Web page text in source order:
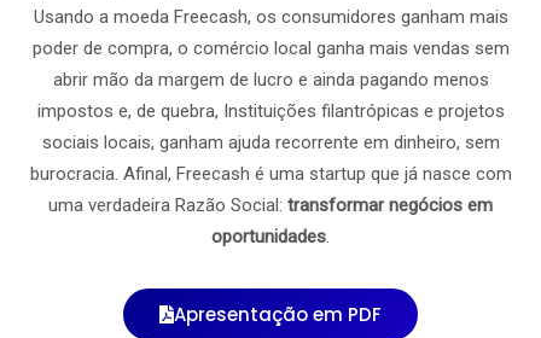
Usando a moeda Freecash, os consumidores ganham mais
poder de compra, o comércio local ganha mais vendas sem
abrir mão da margem de lucro e ainda pagando menos
impostos e, de quebra, Instituições filantrópicas e projetos
sociais locais, ganham ajuda recorrente em dinheiro, sem
burocracia. Afinal, Freecash é uma startup que já nasce com
uma verdadeira Razão Social: transformar negócios em
oportunidades.
Apresentação em PDF